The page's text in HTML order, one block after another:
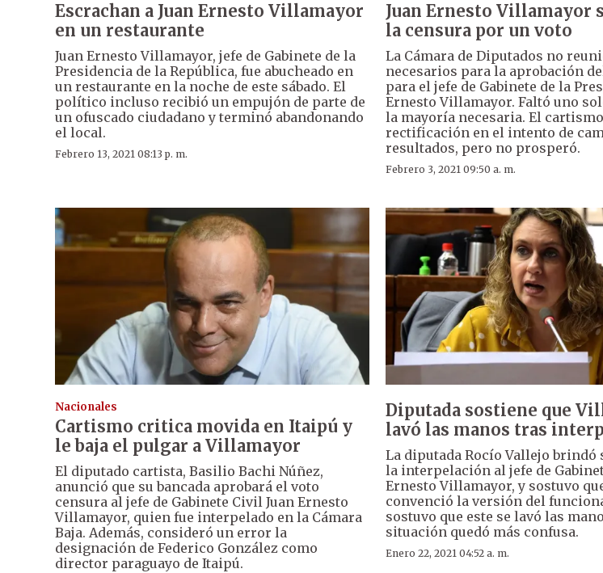
Escrachan a Juan Ernesto Villamayor
en un restaurante
Juan Ernesto Villamayor, jefe de Gabinete de la
Presidencia de la República, fue abucheado en
un restaurante en la noche de este sábado. El
político incluso recibió un empujón de parte de
un ofuscado ciudadano y terminó abandonando
el local.
Febrero 13, 2021 08:13 p. m.
Juan Ernesto Villamayor
la censura por un voto
La Cámara de Diputados no
necesarios para la aprobación
para el jefe de Gabinete de la
Ernesto Villamayor. Faltó uno
la mayoría necesaria. El
rectificación en el intento de
resultados, pero no prosperó.
Febrero 3, 2021 09:50 a. m.
Nacionales
Cartismo critica movida en Itaipú y
le baja el pulgar a Villamayor
El diputado cartista, Basilio Bachi Núñez,
anunció que su bancada aprobará el voto
censura al jefe de Gabinete Civil Juan Ernesto
Villamayor, quien fue interpelado en la Cámara
Baja. Además, consideró un error la
designación de Federico González como
director paraguayo de Itaipú.
Diputada sostiene que
lavó las manos tras
La diputada Rocío Vallejo brindó
la interpelación al jefe de
Ernesto Villamayor, y sostuvo
convenció la versión del
sostuvo que este se lavó las
situación quedó más confusa.
Enero 22, 2021 04:52 a. m.